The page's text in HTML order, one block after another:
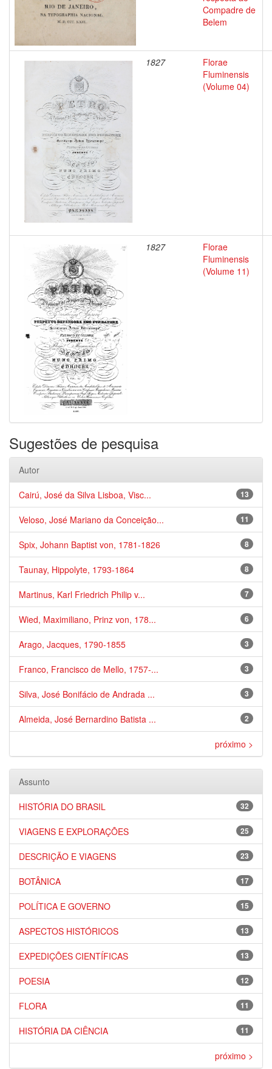
Compadre de
Belem
1827
Florae
Fluminensis
(Volume 04)
1827
Florae
Fluminensis
(Volume 11)
Sugestões de pesquisa
Autor
13
Cairú, José da Silva Lisboa, Visc...
11
Veloso, José Mariano da Conceição...
8
Spix, Johann Baptist von, 1781-1826
8
Taunay, Hippolyte, 1793-1864
7
Martinus, Karl Friedrich Philip v...
6
Wied, Maximiliano, Prinz von, 178...
3
Arago, Jacques, 1790-1855
3
Franco, Francisco de Mello, 1757-...
3
Silva, José Bonifácio de Andrada ...
2
Almeida, José Bernardino Batista ...
próximo >
Assunto
32
HISTÓRIA DO BRASIL
25
VIAGENS E EXPLORAÇÕES
23
DESCRIÇÃO E VIAGENS
17
BOTÂNICA
15
POLÍTICA E GOVERNO
13
ASPECTOS HISTÓRICOS
13
EXPEDIÇÕES CIENTÍFICAS
12
POESIA
11
FLORA
11
HISTÓRIA DA CIÊNCIA
próximo >